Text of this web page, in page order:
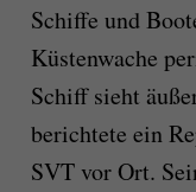
Schiffe und
Küstenwache
Schiff sieht
berichtete ein
SVT vor Ort.